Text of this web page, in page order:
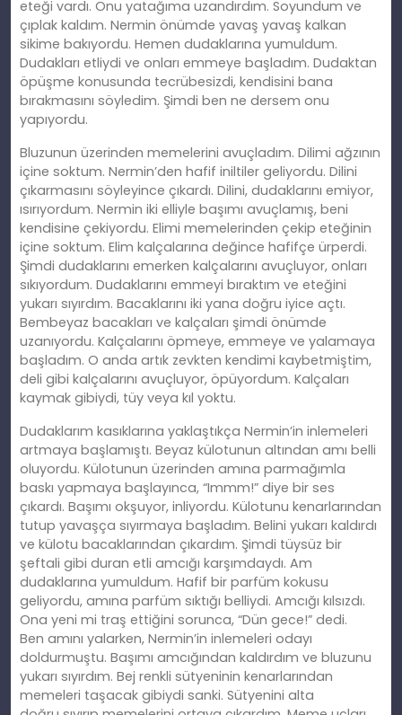
eteği vardı. Onu yatağıma uzandırdım. Soyundum ve
çıplak kaldım. Nermin önümde yavaş yavaş kalkan
sikime bakıyordu. Hemen dudaklarına yumuldum.
Dudakları etliydi ve onları emmeye başladım. Dudaktan
öpüşme konusunda tecrübesizdi, kendisini bana
bırakmasını söyledim. Şimdi ben ne dersem onu
yapıyordu.
Bluzunun üzerinden memelerini avuçladım. Dilimi ağzının
içine soktum. Nermin’den hafif iniltiler geliyordu. Dilini
çıkarmasını söyleyince çıkardı. Dilini, dudaklarını emiyor,
ısırıyordum. Nermin iki elliyle başımı avuçlamış, beni
kendisine çekiyordu. Elimi memelerinden çekip eteğinin
içine soktum. Elim kalçalarına değince hafifçe ürperdi.
Şimdi dudaklarını emerken kalçalarını avuçluyor, onları
sıkıyordum. Dudaklarını emmeyi bıraktım ve eteğini
yukarı sıyırdım. Bacaklarını iki yana doğru iyice açtı.
Bembeyaz bacakları ve kalçaları şimdi önümde
uzanıyordu. Kalçalarını öpmeye, emmeye ve yalamaya
başladım. O anda artık zevkten kendimi kaybetmiştim,
deli gibi kalçalarını avuçluyor, öpüyordum. Kalçaları
kaymak gibiydi, tüy veya kıl yoktu.
Dudaklarım kasıklarına yaklaştıkça Nermin’in inlemeleri
artmaya başlamıştı. Beyaz külotunun altından amı belli
oluyordu. Külotunun üzerinden amına parmağımla
baskı yapmaya başlayınca, “Immm!” diye bir ses
çıkardı. Başımı okşuyor, inliyordu. Külotunu kenarlarından
tutup yavaşça sıyırmaya başladım. Belini yukarı kaldırdı
ve külotu bacaklarından çıkardım. Şimdi tüysüz bir
şeftali gibi duran etli amcığı karşımdaydı. Am
dudaklarına yumuldum. Hafif bir parfüm kokusu
geliyordu, amına parfüm sıktığı belliydi. Amcığı kılsızdı.
Ona yeni mi traş ettiğini sorunca, “Dün gece!” dedi.
Ben amını yalarken, Nermin’in inlemeleri odayı
doldurmuştu. Başımı amcığından kaldırdım ve bluzunu
yukarı sıyırdım. Bej renkli sütyeninin kenarlarından
memeleri taşacak gibiydi sanki. Sütyenini alta